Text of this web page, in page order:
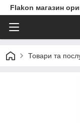
Flakon магазин
Товари та